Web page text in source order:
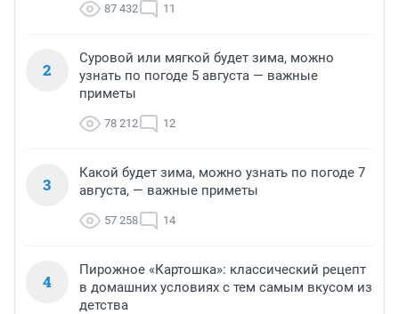
87 432 11
2
Суровой или мягкой будет зима, можно
узнать по погоде 5 августа — важные
приметы
78 212 12
3
Какой будет зима, можно узнать по погоде 7
августа, — важные приметы
57 258 14
4
Пирожное «Картошка»: классический рецепт
в домашних условиях с тем самым вкусом из
детства